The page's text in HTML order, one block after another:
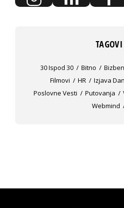
TAGOVI
30 Ispod 30 Bitno
Filmovi
HR Izjava
Poslovne Vesti
Putovanja
Webmind